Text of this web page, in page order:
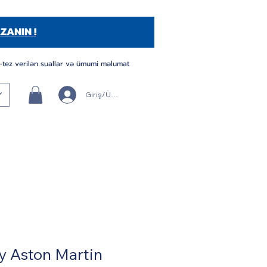
!
tez verilən suallar və ümumi məlumat
Giriş/Üye Ol
Aston Martin